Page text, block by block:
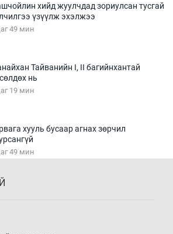
хийд жуулчдад зориулсан тусгай
үзүүлж эхэлжээ
49 мин
Тайванийн I, II багийнхантай
нь
19 мин
хууль бусаар агнах зөрчил
49 мин
19 мин